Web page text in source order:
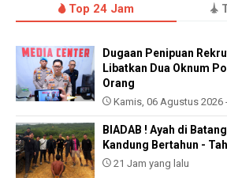
Top 24 Jam
Dugaan Penipuan
Libatkan Dua Oknum
Orang
Kamis, 06 Agustus 2026
BIADAB ! Ayah di
Kandung Bertahun -
21 Jam yang lalu